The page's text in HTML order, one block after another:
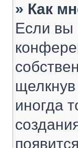
» Как
Если вы
щелкнув
иногда